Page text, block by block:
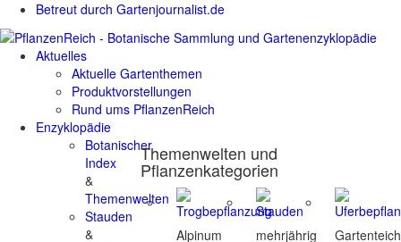
Betreut durch Gartenjournalist.de
Aktuelles
Aktuelle Gartenthemen
Produktvorstellungen
Rund ums PflanzenReich
Enzyklopädie
Botanischer
Index
&
Themenwelten
Stauden
&
Themenwelten und
Pflanzenkategorien
Alpinum mehrjährig Gartenteich